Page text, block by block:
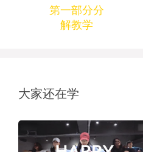
第一部分分
解教学
大家还在学